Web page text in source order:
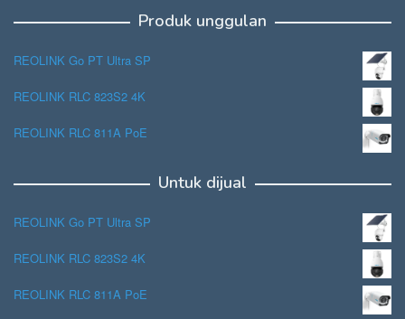
Produk unggulan
REOLINK Go PT Ultra SP
REOLINK RLC 823S2 4K
REOLINK RLC 811A PoE
Untuk dijual
REOLINK Go PT Ultra SP
REOLINK RLC 823S2 4K
REOLINK RLC 811A PoE